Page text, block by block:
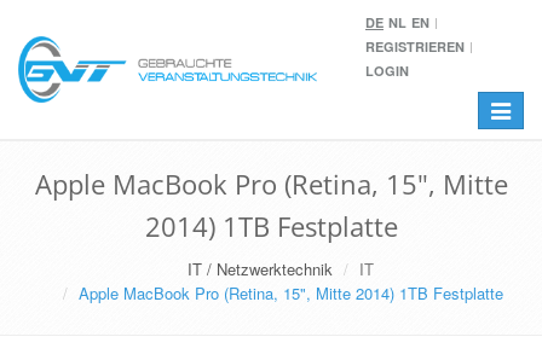
DE NL EN
REGISTRIEREN
LOGIN
Toggle
Apple MacBook Pro (Retina, 15", Mitte
2014) 1TB Festplatte
IT / Netzwerktechnik
IT
Apple MacBook Pro (Retina, 15", Mitte 2014) 1TB Festplatte